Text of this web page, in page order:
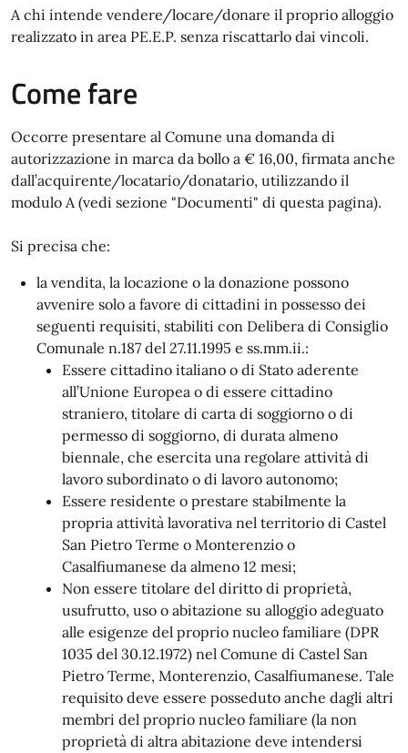
A chi intende vendere/locare/donare il proprio alloggio
realizzato in area PE.E.P. senza riscattarlo dai vincoli.
Come fare
Occorre presentare al Comune una domanda di
autorizzazione in marca da bollo a € 16,00, firmata anche
dall’acquirente/locatario/donatario, utilizzando il
modulo A (vedi sezione "Documenti" di questa pagina).
Si precisa che:
la vendita, la locazione o la donazione possono
avvenire solo a favore di cittadini in possesso dei
seguenti requisiti, stabiliti con Delibera di Consiglio
Comunale n.187 del 27.11.1995 e ss.mm.ii.:
Essere cittadino italiano o di Stato aderente
all’Unione Europea o di essere cittadino
straniero, titolare di carta di soggiorno o di
permesso di soggiorno, di durata almeno
biennale, che esercita una regolare attività di
lavoro subordinato o di lavoro autonomo;
Essere residente o prestare stabilmente la
propria attività lavorativa nel territorio di Castel
San Pietro Terme o Monterenzio o
Casalfiumanese da almeno 12 mesi;
Non essere titolare del diritto di proprietà,
usufrutto, uso o abitazione su alloggio adeguato
alle esigenze del proprio nucleo familiare (DPR
1035 del 30.12.1972) nel Comune di Castel San
Pietro Terme, Monterenzio, Casalfiumanese. Tale
requisito deve essere posseduto anche dagli altri
membri del proprio nucleo familiare (la non
proprietà di altra abitazione deve intendersi